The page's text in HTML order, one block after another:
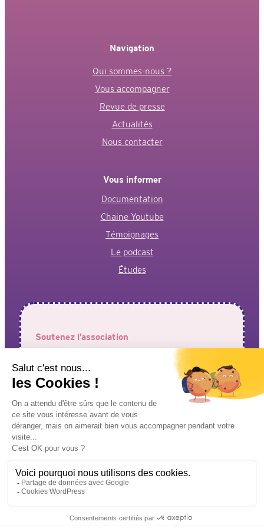
Navigation
Qui sommes-nous ?
Vous accompagner
Revue de presse
Actualités
Nous contacter
Vous informer
Documentation
Chaine Youtube
Témoignages
Le podcast
Études
Soutenez l’association
Votre aide est précieuse pour permettre à l’association de
faire entendre vos voix !
J’adhère à l’association Je fais un don
Mentions légales Politique de confidentialité
© Design & Développement Pixelea – 2024